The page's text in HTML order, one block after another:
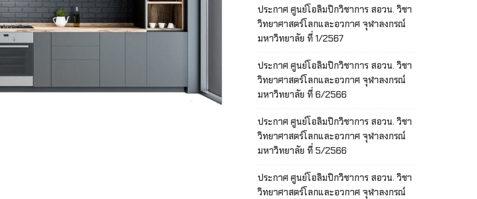
ประกาศ ศูนย์โอลิมปิกวิชาการ สอวน. วิชา
วิทยาศาสตร์โลกและอวกาศ จุฬาลงกรณ์
มหาวิทยาลัย ที่ 1/2567
ประกาศ ศูนย์โอลิมปิกวิชาการ สอวน. วิชา
วิทยาศาสตร์โลกและอวกาศ จุฬาลงกรณ์
มหาวิทยาลัย ที่ 6/2566
ประกาศ ศูนย์โอลิมปิกวิชาการ สอวน. วิชา
วิทยาศาสตร์โลกและอวกาศ จุฬาลงกรณ์
มหาวิทยาลัย ที่ 5/2566
ประกาศ ศูนย์โอลิมปิกวิชาการ สอวน. วิชา
วิทยาศาสตร์โลกและอวกาศ จุฬาลงกรณ์